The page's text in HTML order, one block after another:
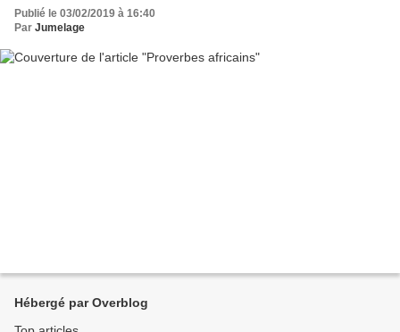
Publié le 03/02/2019 à 16:40
Par Jumelage
Hébergé par Overblog